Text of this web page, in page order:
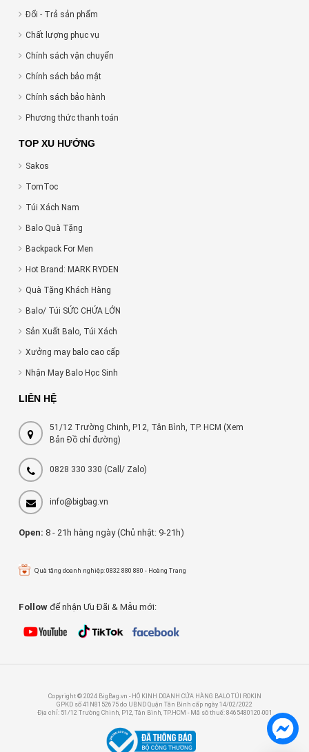
Đổi - Trả sản phẩm
Chất lượng phục vụ
Chính sách vận chuyển
Chính sách bảo mật
Chính sách bảo hành
Phương thức thanh toán
TOP XU HƯỚNG
Sakos
TomToc
Túi Xách Nam
Balo Quà Tặng
Backpack For Men
Hot Brand: MARK RYDEN
Quà Tặng Khách Hàng
Balo/ Túi SỨC CHỨA LỚN
Sản Xuất Balo, Túi Xách
Xưởng may balo cao cấp
Nhận May Balo Học Sinh
LIÊN HỆ
51/12 Trường Chinh, P12, Tân Bình, TP. HCM (Xem
Bản Đồ chỉ đường)
0828 330 330 (Call/ Zalo)
info@bigbag.vn
Open: 8 - 21h hàng ngày (Chủ nhật: 9-21h)
Quà tặng doanh nghiệp: 0832 880 880 - Hoàng Trang
Follow để nhận Ưu Đãi & Mẫu mới:
Copyright © 2024 BigBag.vn - HỘ KINH DOANH CỬA HÀNG BALO TÚI ROKIN
GPKD số 41N8152675 do UBND Quận Tân Bình cấp ngày 14/02/2022
Địa chỉ: 51/12 Trường Chinh, P12, Tân Bình, TP.HCM - Mã sô thuế: 8465480120-001